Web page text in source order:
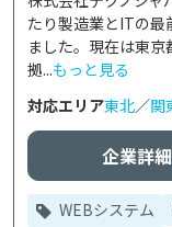
たり製造業とITの最
ました。現在は東
拠...もっと見る
対応エリア東北／関
企業詳細
WEBシステム